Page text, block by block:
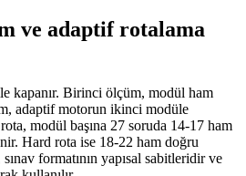
ve adaptif rotalama
kapanır. Birinci ölçüm, modül ham
adaptif motorun ikinci modüle
modül başına 27 soruda 14-17 ham
Hard rota ise 18-22 ham doğru
sınav formatının yapısal sabitleridir ve